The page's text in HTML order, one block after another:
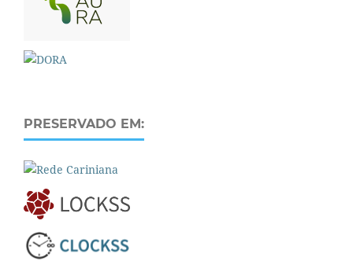
PRESERVADO EM: